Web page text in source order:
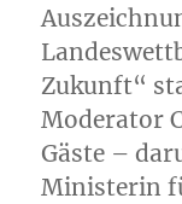
Zukunft“
Moderator
Gäste –
Ministerin